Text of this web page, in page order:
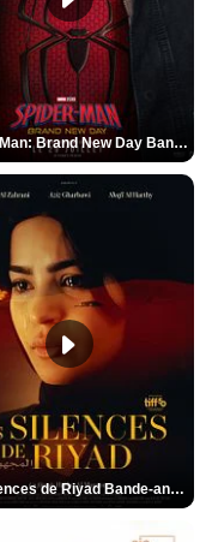
Spider-Man: Brand New Day Bande-annonce VO STFR
Les Silences de Riyad Bande-annonce VO STFR